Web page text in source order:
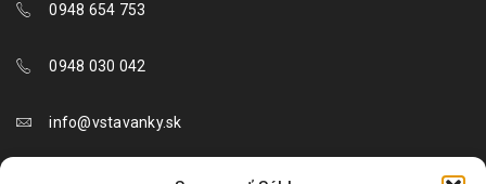
0948 654 753
0948 030 042
info@vstavanky.sk
objednavky@vstavanky.sk